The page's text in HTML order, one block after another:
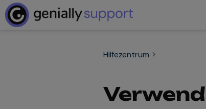
Hilfezentrum